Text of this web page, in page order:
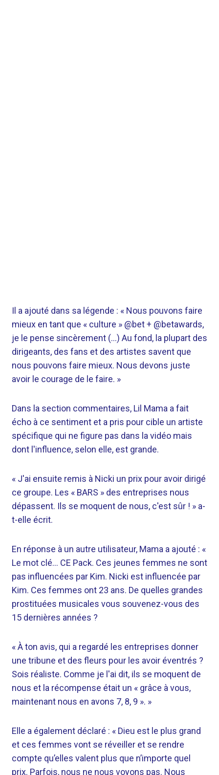
Il a ajouté dans sa légende : « Nous pouvons faire
mieux en tant que « culture » @bet + @betawards,
je le pense sincèrement (…) Au fond, la plupart des
dirigeants, des fans et des artistes savent que
nous pouvons faire mieux. Nous devons juste
avoir le courage de le faire. »
Dans la section commentaires, Lil Mama a fait
écho à ce sentiment et a pris pour cible un artiste
spécifique qui ne figure pas dans la vidéo mais
dont l'influence, selon elle, est grande.
« J'ai ensuite remis à Nicki un prix pour avoir dirigé
ce groupe. Les « BARS » des entreprises nous
dépassent. Ils se moquent de nous, c'est sûr ! » a-
t-elle écrit.
En réponse à un autre utilisateur, Mama a ajouté : «
Le mot clé… CE Pack. Ces jeunes femmes ne sont
pas influencées par Kim. Nicki est influencée par
Kim. Ces femmes ont 23 ans. De quelles grandes
prostituées musicales vous souvenez-vous des
15 dernières années ?
« À ton avis, qui a regardé les entreprises donner
une tribune et des fleurs pour les avoir éventrés ?
Sois réaliste. Comme je l'ai dit, ils se moquent de
nous et la récompense était un « grâce à vous,
maintenant nous en avons 7, 8, 9 ». »
Elle a également déclaré : « Dieu est le plus grand
et ces femmes vont se réveiller et se rendre
compte qu’elles valent plus que n’importe quel
prix. Parfois, nous ne nous voyons pas. Nous